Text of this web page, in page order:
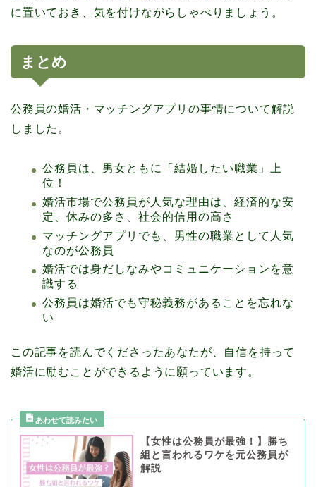
に置いておき、気を付けながらしゃべりましょう。
まとめ
公務員の婚活・マッチングアプリの事情について解説
しました。
公務員は、男女ともに「結婚したい職業」上
位！
婚活市場で公務員が人気な理由は、経済的な安
定、休みの多さ、社会的信用の高さ
マッチングアプリでも、男性の職業として人気
なのが公務員
婚活では身だしなみやコミュニケーションを意
識する
公務員は婚活でも守秘義務があることを忘れな
い
この記事を読んでくださったあなたが、自信を持って
婚活に励むことができるように願っています。
【女性は公務員が最強！】勝ち
組と言われるワケを元公務員が
解説